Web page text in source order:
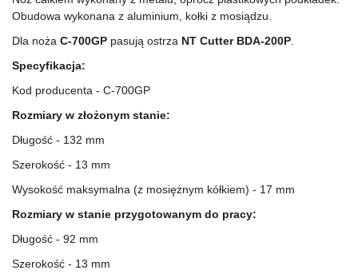
Obudowa wykonana z aluminium, kołki z mosiądzu.
Dla noża C-700GP pasują ostrza NT Cutter BDA-200P
Specyfikacja:
Kod producenta - C-700GP
Rozmiary w złożonym stanie:
Długość - 132 mm
Szerokość - 13 mm
Wysokość maksymalna (z mosiężnym kółkiem) - 17 mm
Rozmiary w stanie przygotowanym do pracy:
Długość - 92 mm
Szerokość - 13 mm